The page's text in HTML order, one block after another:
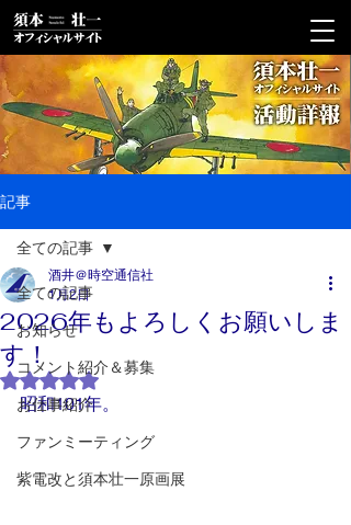
記事
全ての記事
お知らせ
コメント紹介＆募集
お仕事紹介
ファンミーティング
紫電改と須本壮一原画展
全ての記事
2026年もよろしくお願いしま
す！
酒井＠時空通信社
1月2日
5つ星のうちNaNと評価されています。
昭和101年。